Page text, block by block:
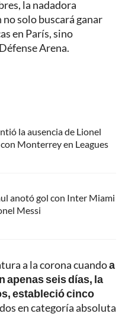
la nadadora
solo buscará ganar
en París, sino
Arena.
la ausencia de Lionel
Monterrey en Leagues
anotó gol con Inter Miami
Messi
a la corona cuandoa
apenas seis días, la
estableció cinco
en categoría absoluta